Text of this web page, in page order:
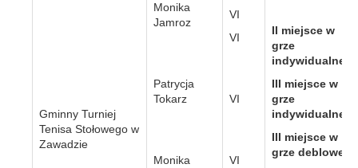
Gminny Turniej
Tenisa Stołowego w
Zawadzie
Monika
Jamroz
Patrycja
Tokarz
Monika
VI
VI
VI
VI
II miejsce w
grze
indywidualnej
III miejsce w
grze
indywidualnej
III miejsce w
grze deblowej